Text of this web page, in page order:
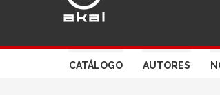
CATÁLOGO AUTORES